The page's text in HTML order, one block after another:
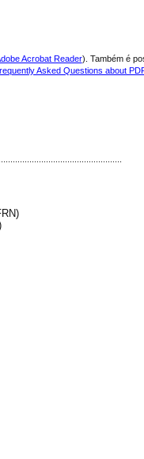
Acrobat Reader). Também é
Asked Questions about